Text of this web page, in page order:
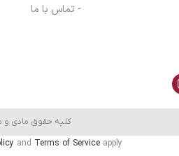
- تماس با ما
کلیه حقوق مادی و
and Terms of Service apply.